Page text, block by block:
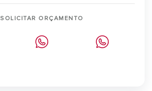
SOLICITAR ORÇAMENTO